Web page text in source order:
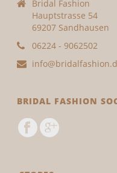
Bridal Fashion
Hauptstrasse 54
69207 Sandhausen
06224 - 9062502
BRIDAL FASHION